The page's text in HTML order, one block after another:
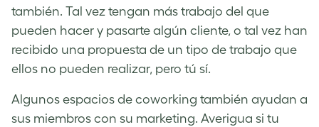
también. Tal vez tengan más trabajo del que
pueden hacer y pasarte algún cliente, o tal vez han
recibido una propuesta de un tipo de trabajo que
ellos no pueden realizar, pero tú sí.
Algunos espacios de coworking también ayudan a
sus miembros con su marketing. Averigua si tu